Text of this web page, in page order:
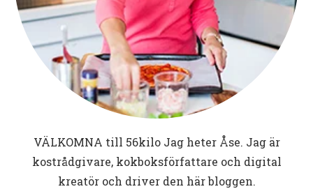
VÄLKOMNA till 56kiloJag heter Åse. Jag är
kostrådgivare, kokboksförfattare och digital
kreatör och driver den här bloggen.